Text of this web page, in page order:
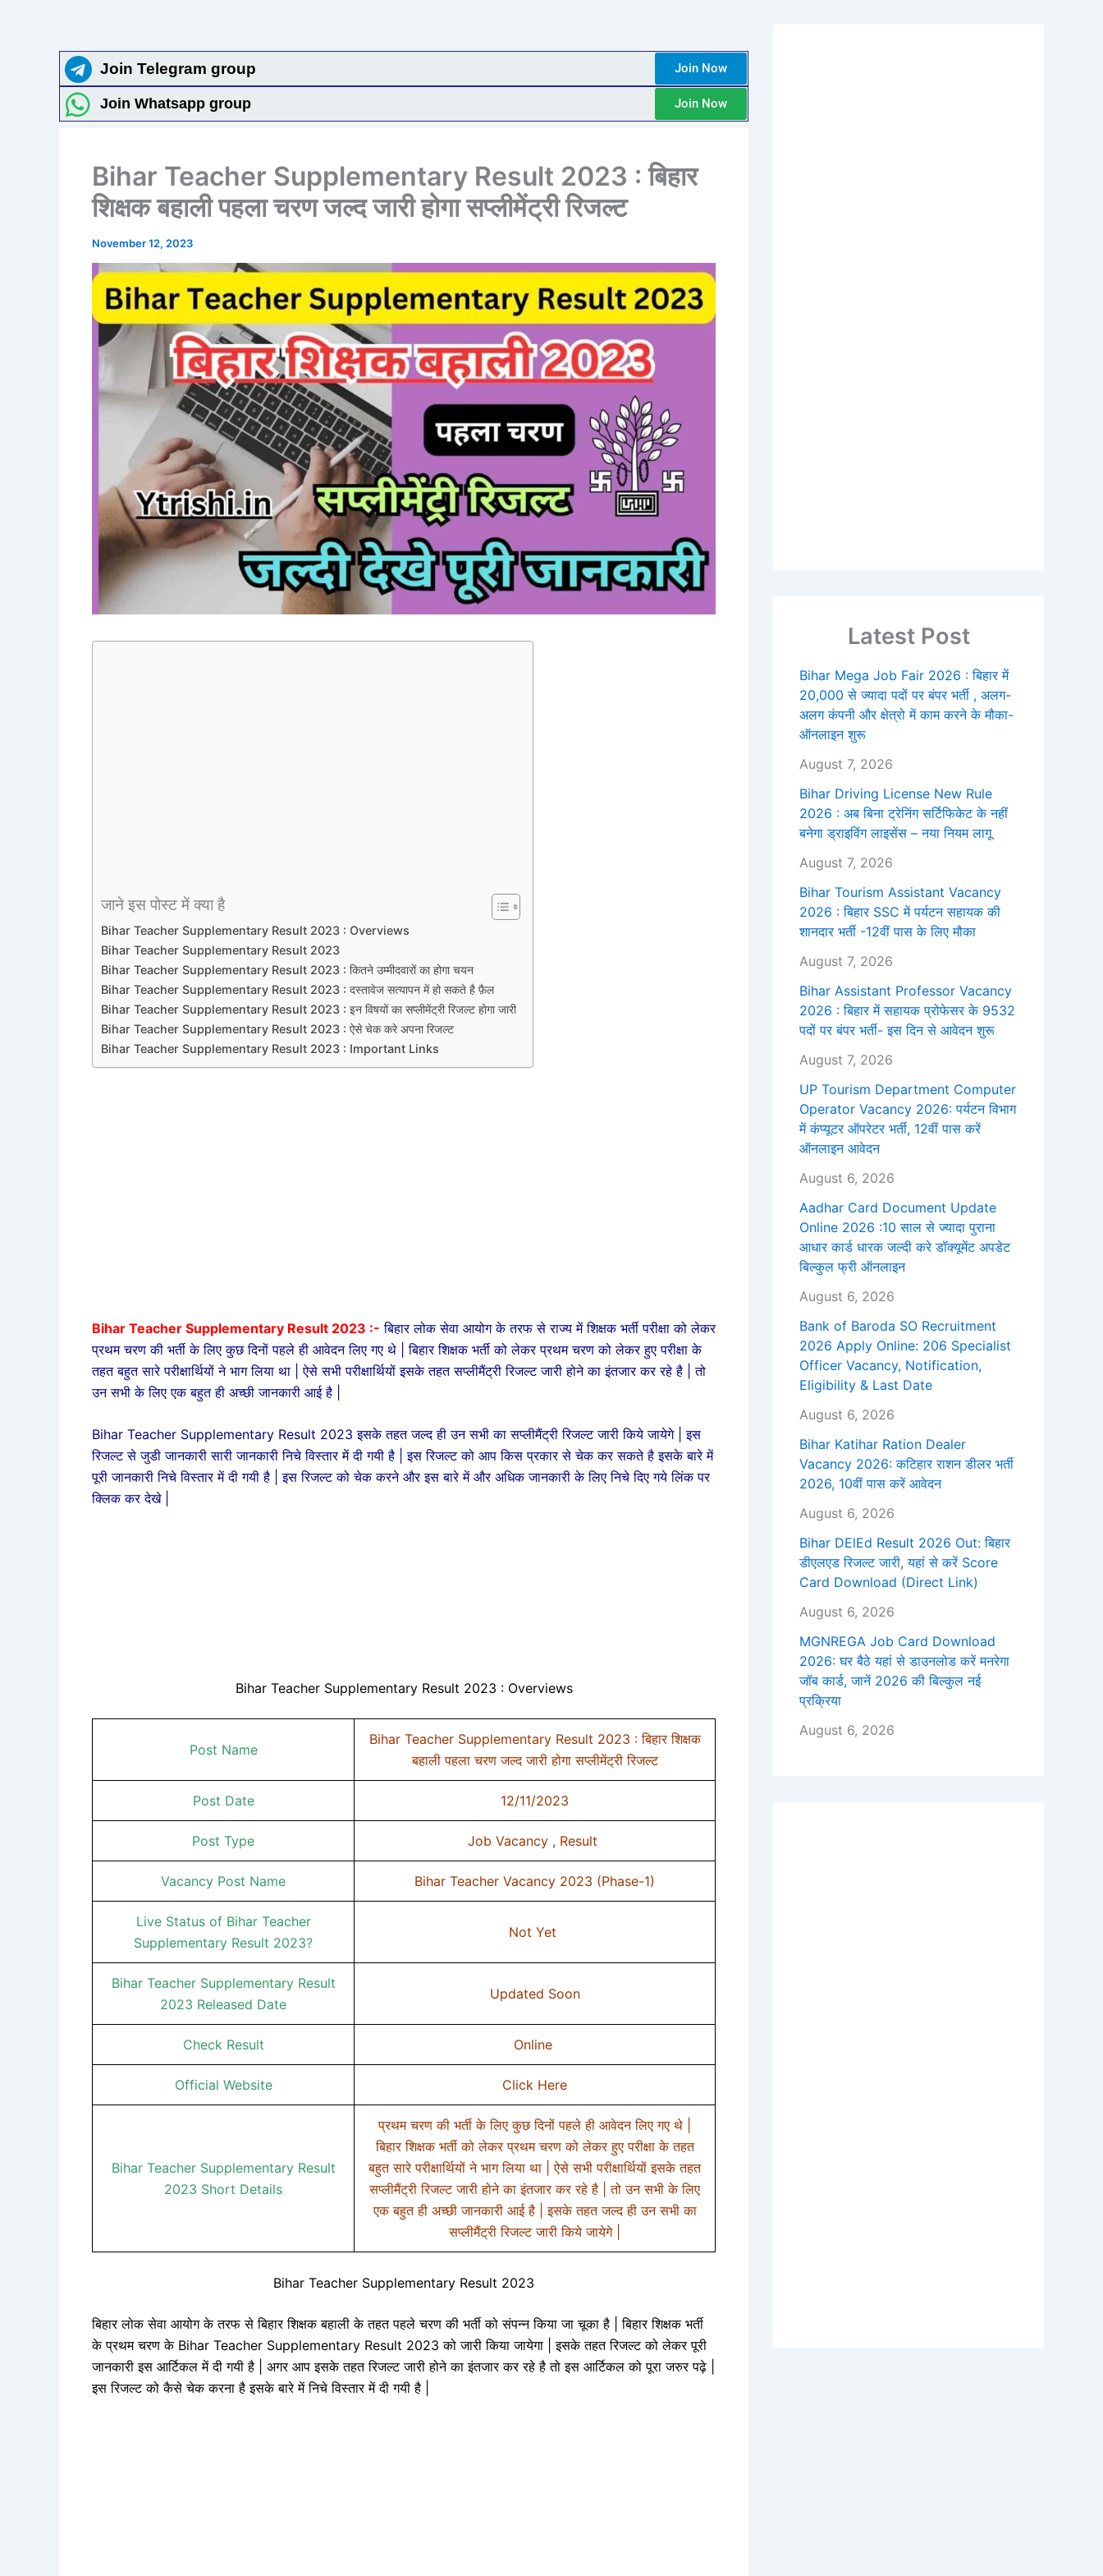
Join Telegram group Join Now
Join Whatsapp group Join Now
Bihar Teacher Supplementary Result 2023 : बिहार
शिक्षक बहाली पहला चरण जल्द जारी होगा सप्लीमेंट्री रिजल्ट
November 12, 2023
जाने इस पोस्ट में क्या है
Bihar Teacher Supplementary Result 2023 : Overviews
Bihar Teacher Supplementary Result 2023
Bihar Teacher Supplementary Result 2023 : कितने उम्मीदवारों का होगा चयन
Bihar Teacher Supplementary Result 2023 : दस्तावेज सत्यापन में हो सकते है फ़ैल
Bihar Teacher Supplementary Result 2023 : इन विषयों का सप्लीमेंट्री रिजल्ट होगा जारी
Bihar Teacher Supplementary Result 2023 : ऐसे चेक करे अपना रिजल्ट
Bihar Teacher Supplementary Result 2023 : Important Links
Bihar Teacher Supplementary Result 2023 :- बिहार लोक सेवा आयोग के तरफ से राज्य में शिक्षक भर्ती परीक्षा को लेकर
प्रथम चरण की भर्ती के लिए कुछ दिनों पहले ही आवेदन लिए गए थे | बिहार शिक्षक भर्ती को लेकर प्रथम चरण को लेकर हुए परीक्षा के
तहत बहुत सारे परीक्षार्थियों ने भाग लिया था | ऐसे सभी परीक्षार्थियों इसके तहत सप्लीमैंट्री रिजल्ट जारी होने का इंतजार कर रहे है | तो
उन सभी के लिए एक बहुत ही अच्छी जानकारी आई है |
Bihar Teacher Supplementary Result 2023 इसके तहत जल्द ही उन सभी का सप्लीमैंट्री रिजल्ट जारी किये जायेगे | इस
रिजल्ट से जुडी जानकारी सारी जानकारी निचे विस्तार में दी गयी है | इस रिजल्ट को आप किस प्रकार से चेक कर सकते है इसके बारे में
पूरी जानकारी निचे विस्तार में दी गयी है | इस रिजल्ट को चेक करने और इस बारे में और अधिक जानकारी के लिए निचे दिए गये लिंक पर
क्लिक कर देखे |
Bihar Teacher Supplementary Result 2023 : Overviews
Post Name
Bihar Teacher Supplementary Result 2023 : बिहार शिक्षक
बहाली पहला चरण जल्द जारी होगा सप्लीमेंट्री रिजल्ट
Post Date 12/11/2023
Post Type Job Vacancy , Result
Vacancy Post Name Bihar Teacher Vacancy 2023 (Phase-1)
Live Status of Bihar Teacher
Supplementary Result 2023?
Not Yet
Bihar Teacher Supplementary Result
2023 Released Date
Updated Soon
Check Result Online
Official Website Click Here
Bihar Teacher Supplementary Result
2023 Short Details
प्रथम चरण की भर्ती के लिए कुछ दिनों पहले ही आवेदन लिए गए थे |
बिहार शिक्षक भर्ती को लेकर प्रथम चरण को लेकर हुए परीक्षा के तहत
बहुत सारे परीक्षार्थियों ने भाग लिया था | ऐसे सभी परीक्षार्थियों इसके तहत
सप्लीमैंट्री रिजल्ट जारी होने का इंतजार कर रहे है | तो उन सभी के लिए
एक बहुत ही अच्छी जानकारी आई है | इसके तहत जल्द ही उन सभी का
सप्लीमैंट्री रिजल्ट जारी किये जायेगे |
Bihar Teacher Supplementary Result 2023
बिहार लोक सेवा आयोग के तरफ से बिहार शिक्षक बहाली के तहत पहले चरण की भर्ती को संपन्न किया जा चूका है | बिहार शिक्षक भर्ती
के प्रथम चरण के Bihar Teacher Supplementary Result 2023 को जारी किया जायेगा | इसके तहत रिजल्ट को लेकर पूरी
जानकारी इस आर्टिकल में दी गयी है | अगर आप इसके तहत रिजल्ट जारी होने का इंतजार कर रहे है तो इस आर्टिकल को पूरा जरुर पढ़े |
इस रिजल्ट को कैसे चेक करना है इसके बारे में निचे विस्तार में दी गयी है |
Latest Post
Bihar Mega Job Fair 2026 : बिहार में
20,000 से ज्यादा पदों पर बंपर भर्ती , अलग-
अलग कंपनी और क्षेत्रो में काम करने के मौका-
ऑनलाइन शुरू
August 7, 2026
Bihar Driving License New Rule
2026 : अब बिना ट्रेनिंग सर्टिफिकेट के नहीं
बनेगा ड्राइविंग लाइसेंस – नया नियम लागू
August 7, 2026
Bihar Tourism Assistant Vacancy
2026 : बिहार SSC में पर्यटन सहायक की
शानदार भर्ती -12वीं पास के लिए मौका
August 7, 2026
Bihar Assistant Professor Vacancy
2026 : बिहार में सहायक प्रोफेसर के 9532
पदों पर बंपर भर्ती- इस दिन से आवेदन शुरू
August 7, 2026
UP Tourism Department Computer
Operator Vacancy 2026: पर्यटन विभाग
में कंप्यूटर ऑपरेटर भर्ती, 12वीं पास करें
ऑनलाइन आवेदन
August 6, 2026
Aadhar Card Document Update
Online 2026 :10 साल से ज्यादा पुराना
आधार कार्ड धारक जल्दी करे डॉक्यूमेंट अपडेट
बिल्कुल फ्री ऑनलाइन
August 6, 2026
Bank of Baroda SO Recruitment
2026 Apply Online: 206 Specialist
Officer Vacancy, Notification,
Eligibility & Last Date
August 6, 2026
Bihar Katihar Ration Dealer
Vacancy 2026: कटिहार राशन डीलर भर्ती
2026, 10वीं पास करें आवेदन
August 6, 2026
Bihar DElEd Result 2026 Out: बिहार
डीएलएड रिजल्ट जारी, यहां से करें Score
Card Download (Direct Link)
August 6, 2026
MGNREGA Job Card Download
2026: घर बैठे यहां से डाउनलोड करें मनरेगा
जॉब कार्ड, जानें 2026 की बिल्कुल नई
प्रक्रिया
August 6, 2026